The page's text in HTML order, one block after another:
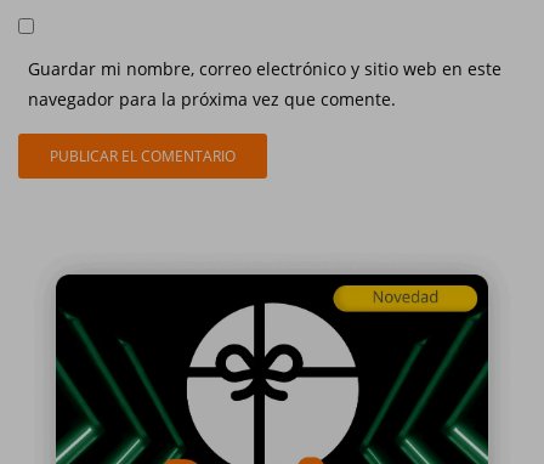
Guardar mi nombre, correo electrónico y sitio web en este
navegador para la próxima vez que comente.